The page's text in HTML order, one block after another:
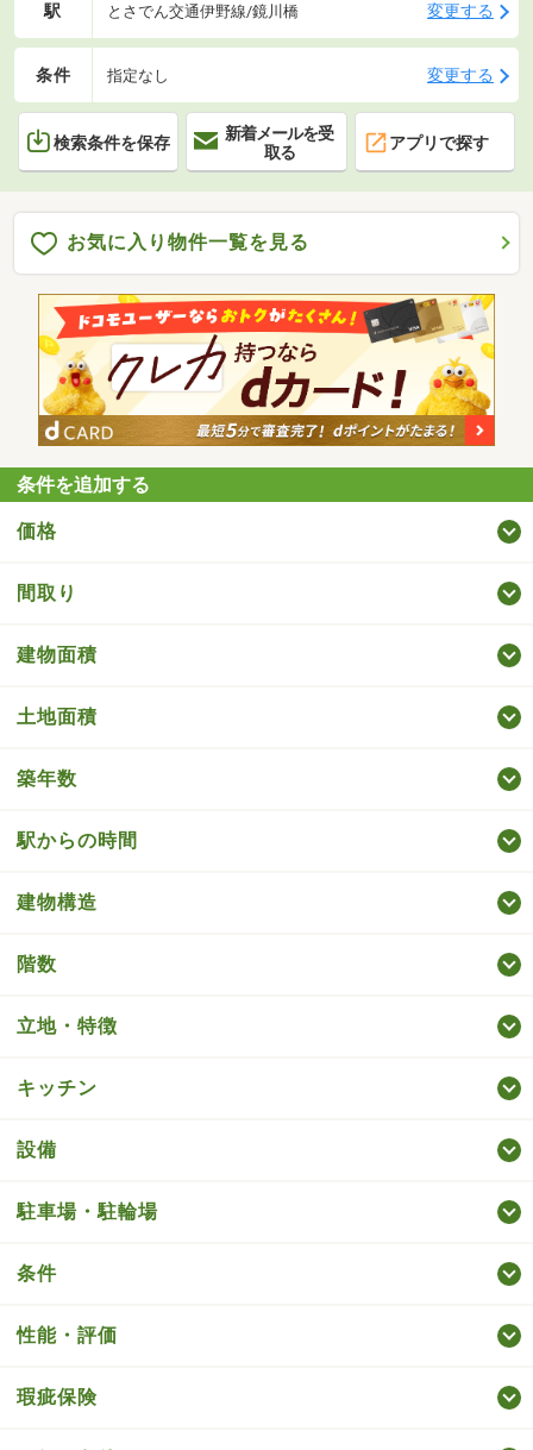
駅 とさでん交通伊野線/鏡川橋 変更する
条件 指定なし 変更する
検索条件を保存
新着メールを受
取る
アプリで探す
お気に入り物件一覧を見る
条件を追加する
価格
間取り
建物面積
土地面積
築年数
駅からの時間
建物構造
階数
立地・特徴
キッチン
設備
駐車場・駐輪場
条件
性能・評価
瑕疵保険